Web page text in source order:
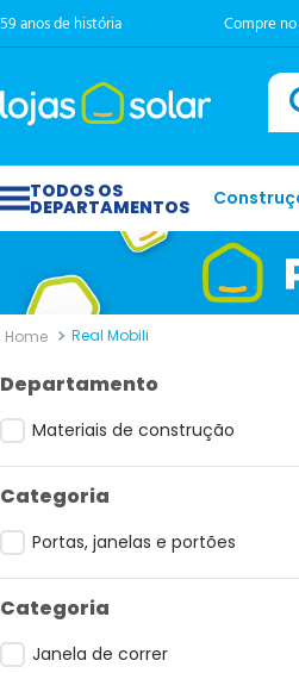
59 anos de história Compre
Real Mobili
Departamento
Materiais de construção
Categoria
Portas, janelas e portões
Janela de correr